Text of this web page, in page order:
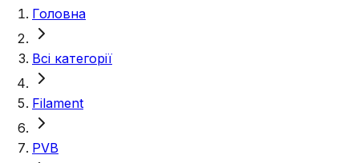
Головна
Всі категорії
Filament
PVB